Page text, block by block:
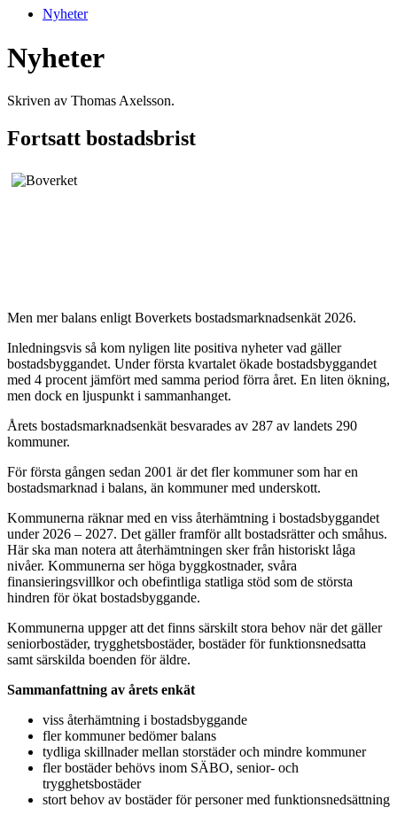
Nyheter
Nyheter
Skriven av Thomas Axelsson.
Fortsatt bostadsbrist
Men mer balans enligt Boverkets bostadsmarknadsenkät 2026.
Inledningsvis så kom nyligen lite positiva nyheter vad gäller
bostadsbyggandet. Under första kvartalet ökade bostadsbyggandet
med 4 procent jämfört med samma period förra året. En liten ökning,
men dock en ljuspunkt i sammanhanget.
Årets bostadsmarknadsenkät besvarades av 287 av landets 290
kommuner.
För första gången sedan 2001 är det fler kommuner som har en
bostadsmarknad i balans, än kommuner med underskott.
Kommunerna räknar med en viss återhämtning i bostadsbyggandet
under 2026 – 2027. Det gäller framför allt bostadsrätter och småhus.
Här ska man notera att återhämtningen sker från historiskt låga
nivåer. Kommunerna ser höga byggkostnader, svåra
finansieringsvillkor och obefintliga statliga stöd som de största
hindren för ökat bostadsbyggande.
Kommunerna uppger att det finns särskilt stora behov när det gäller
seniorbostäder, trygghetsbostäder, bostäder för funktionsnedsatta
samt särskilda boenden för äldre.
Sammanfattning av årets enkät
viss återhämtning i bostadsbyggande
fler kommuner bedömer balans
tydliga skillnader mellan storstäder och mindre kommuner
fler bostäder behövs inom SÄBO, senior- och
trygghetsbostäder
stort behov av bostäder för personer med funktionsnedsättning